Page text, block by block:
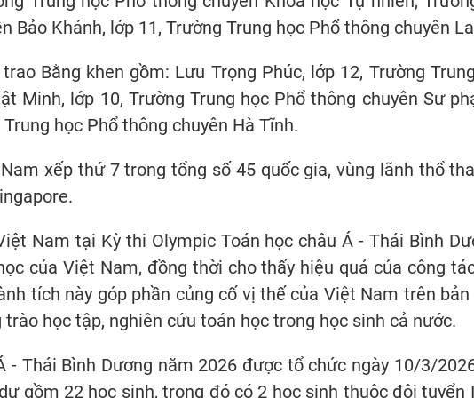
Bảo Khánh, lớp 11, Trường Trung học Phổ thông chuyên
Bằng khen gồm: Lưu Trọng Phúc, lớp 12, Trường
Minh, lớp 10, Trường Trung học Phổ thông chuyên Sư
học Phổ thông chuyên Hà Tĩnh.
xếp thứ 7 trong tổng số 45 quốc gia, vùng lãnh thổ
Nam tại Kỳ thi Olympic Toán học châu Á - Thái Bình
của Việt Nam, đồng thời cho thấy hiệu quả của công
tích này góp phần củng cố vị thế của Việt Nam trên
học tập, nghiên cứu toán học trong học sinh cả nước.
- Thái Bình Dương năm 2026 được tổ chức ngày 10/3/
gồm 22 học sinh, trong đó có 2 học sinh thuộc đội tuyển